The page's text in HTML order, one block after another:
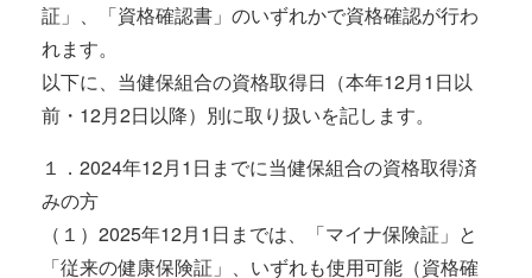
証」、「資格確認書」のいずれかで資格確認が行わ
れます。
以下に、当健保組合の資格取得日（本年12月1日以
前・12月2日以降）別に取り扱いを記します。
１．2024年12月1日までに当健保組合の資格取得済
みの方
（１）2025年12月1日までは、「マイナ保険証」と
「従来の健康保険証」、いずれも使用可能（資格確